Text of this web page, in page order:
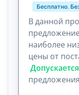
Бесплатно.
В данной
наиболее
цены от
Допускается